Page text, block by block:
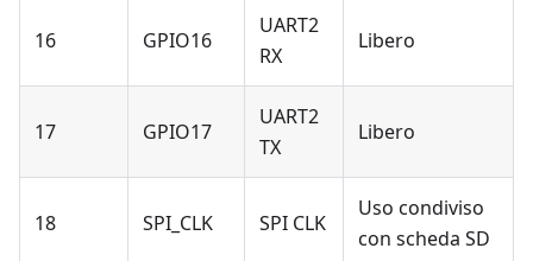
16 GPIO16
UART2
RX
Libero
17 GPIO17
UART2
TX
Libero
18 SPI_CLK SPI CLK
Uso condiviso
con scheda SD